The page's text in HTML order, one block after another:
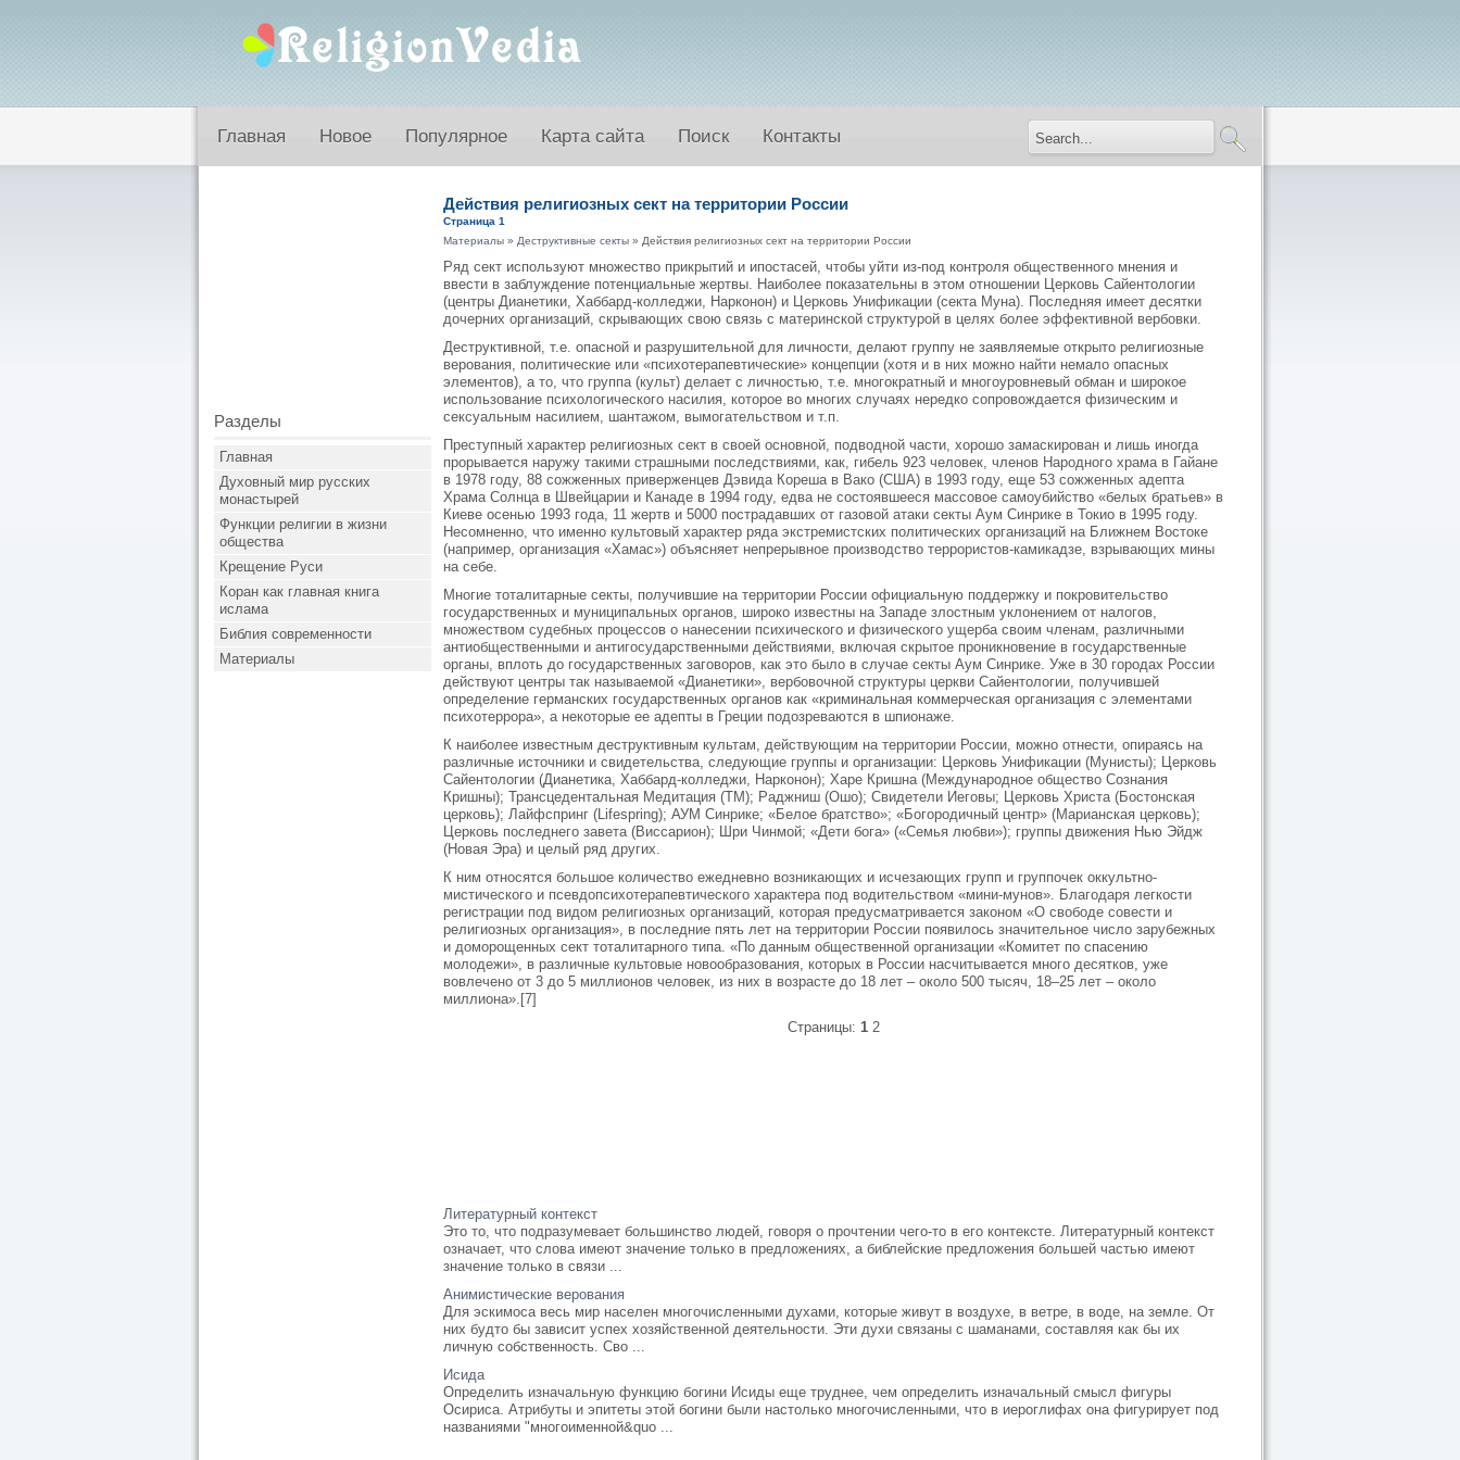
Главная Новое Популярное Карта сайта Поиск Контакты
Разделы
Главная
Духовный мир русских
монастырей
Функции религии в жизни
общества
Крещение Руси
Коран как главная книга
ислама
Библия современности
Материалы
Действия религиозных сект на территории России
Страница 1
Материалы » Деструктивные секты » Действия религиозных сект на территории России
Ряд сект используют множество прикрытий и ипостасей, чтобы уйти из-под контроля общественного мнения и
ввести в заблуждение потенциальные жертвы. Наиболее показательны в этом отношении Церковь Сайентологии
(центры Дианетики, Хаббард-колледжи, Нарконон) и Церковь Унификации (секта Муна). Последняя имеет десятки
дочерних организаций, скрывающих свою связь с материнской структурой в целях более эффективной вербовки.
Деструктивной, т.е. опасной и разрушительной для личности, делают группу не заявляемые открыто религиозные
верования, политические или «психотерапевтические» концепции (хотя и в них можно найти немало опасных
элементов), а то, что группа (культ) делает с личностью, т.е. многократный и многоуровневый обман и широкое
использование психологического насилия, которое во многих случаях нередко сопровождается физическим и
сексуальным насилием, шантажом, вымогательством и т.п.
Преступный характер религиозных сект в своей основной, подводной части, хорошо замаскирован и лишь иногда
прорывается наружу такими страшными последствиями, как, гибель 923 человек, членов Народного храма в Гайане
в 1978 году, 88 сожженных приверженцев Дэвида Кореша в Вако (США) в 1993 году, еще 53 сожженных адепта
Храма Солнца в Швейцарии и Канаде в 1994 году, едва не состоявшееся массовое самоубийство «белых братьев» в
Киеве осенью 1993 года, 11 жертв и 5000 пострадавших от газовой атаки секты Аум Синрике в Токио в 1995 году.
Несомненно, что именно культовый характер ряда экстремистских политических организаций на Ближнем Востоке
(например, организация «Хамаc») объясняет непрерывное производство террористов-камикадзе, взрывающих мины
на себе.
Многие тоталитарные секты, получившие на территории России официальную поддержку и покровительство
государственных и муниципальных органов, широко известны на Западе злостным уклонением от налогов,
множеством судебных процессов о нанесении психического и физического ущерба своим членам, различными
антиобщественными и антигосударственными действиями, включая скрытое проникновение в государственные
органы, вплоть до государственных заговоров, как это было в случае секты Аум Синрике. Уже в 30 городах России
действуют центры так называемой «Дианетики», вербовочной структуры церкви Сайентологии, получившей
определение германских государственных органов как «криминальная коммерческая организация с элементами
психотеррора», а некоторые ее адепты в Греции подозреваются в шпионаже.
К наиболее известным деструктивным культам, действующим на территории России, можно отнести, опираясь на
различные источники и свидетельства, следующие группы и организации: Церковь Унификации (Мунисты); Церковь
Сайентологии (Дианетика, Хаббард-колледжи, Нарконон); Харе Кришна (Международное общество Сознания
Кришны); Трансцедентальная Медитация (ТМ); Раджниш (Ошо); Свидетели Иеговы; Церковь Христа (Бостонская
церковь); Лайфспринг (Lifespring); АУМ Синрике; «Белое братство»; «Богородичный центр» (Марианская церковь);
Церковь последнего завета (Виссарион); Шри Чинмой; «Дети бога» («Семья любви»); группы движения Нью Эйдж
(Новая Эра) и целый ряд других.
К ним относятся большое количество ежедневно возникающих и исчезающих групп и группочек оккультно-
мистического и псевдопсихотерапевтического характера под водительством «мини-мунов». Благодаря легкости
регистрации под видом религиозных организаций, которая предусматривается законом «О свободе совести и
религиозных организация», в последние пять лет на территории России появилось значительное число зарубежных
и доморощенных сект тоталитарного типа. «По данным общественной организации «Комитет по спасению
молодежи», в различные культовые новообразования, которых в России насчитывается много десятков, уже
вовлечено от 3 до 5 миллионов человек, из них в возрасте до 18 лет – около 500 тысяч, 18–25 лет – около
миллиона».[7]
Страницы: 1 2
Литературный контекст
Это то, что подразумевает большинство людей, говоря о прочтении чего-то в его контексте. Литературный контекст
означает, что слова имеют значение только в предложениях, а библейские предложения большей частью имеют
значение только в связи ...
Анимистические верования
Для эскимоса весь мир населен многочисленными духами, которые живут в воздухе, в ветре, в воде, на земле. От
них будто бы зависит успех хозяйственной деятельности. Эти духи связаны с шаманами, составляя как бы их
личную собственность. Сво ...
Исида
Определить изначальную функцию богини Исиды еще труднее, чем определить изначальный смысл фигуры
Осириса. Атрибуты и эпитеты этой богини были настолько многочисленными, что в иероглифах она фигурирует под
названиями "многоименной&quo ...